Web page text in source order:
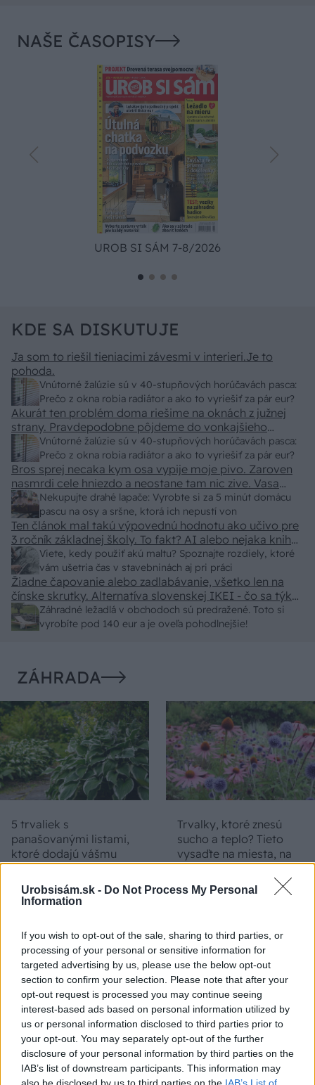
Urobsisám.sk - Do Not Process My Personal
Information
If you wish to opt-out of the sale, sharing to third parties, or
processing of your personal or sensitive information for
targeted advertising by us, please use the below opt-out
section to confirm your selection. Please note that after your
opt-out request is processed you may continue seeing
interest-based ads based on personal information utilized by
us or personal information disclosed to third parties prior to
your opt-out. You may separately opt-out of the further
disclosure of your personal information by third parties on the
IAB’s list of downstream participants. This information may
NAŠE ČASOPISY
UROB SI SÁM 7-8/2026
KDE SA DISKUTUJE
Vnútorné žalúzie sú v 40-stupňových horúčavách pasca:
Prečo z okna robia radiátor a ako to vyriešiť za pár eur?
Ja som to riešil tieniacimi závesmi v interieri.Je to
pohoda.
Vnútorné žalúzie sú v 40-stupňových horúčavách pasca:
Prečo z okna robia radiátor a ako to vyriešiť za pár eur?
Akurát ten problém doma riešime na oknách z južnej
strany. Pravdepodobne pôjdeme do vonkajšieho
tienenia na spôsob markízy 250x150cm. Čínsky
predajcovia idú okolo 100 eur kus.
Nekupujte drahé lapače: Vyrobte si za 5 minút domácu
pascu na osy a sršne, ktorá ich nepustí von
Bros sprej necaka kym osa vypije moje pivo. Zaroven
nasmrdi cele hniezdo a neostane tam nic zive. Vasa
pasca naucinke moc efektivne. Skor pritiahne slimaky
Viete, kedy použiť akú maltu? Spoznajte rozdiely, ktoré
vám ušetria čas v stavebninách aj pri práci
Ten článok mal takú výpovednú hodnotu ako učivo pre
3 ročník základnej školy. To fakt? AI alebo nejaka kniha
z VŠ? Dnešné rychlotvrdnuce malty - pevnosť 40 Mpa a
doba schnutia tak 15 minut , k tomu vodotesné s
kryštálikou. A rozdiel - schnutie a zretie. Nič?
Záhradné ležadlá v obchodoch sú predražené. Toto si
vyrobíte pod 140 eur a je oveľa pohodlnejšie!
Žiadne čapovanie alebo zadlabávanie, všetko len na
čínske skrutky. Alternatíva slovenskej IKEI - čo sa týka
pevnosti. Autor si nedal veľa námahy s remeselným
spracovaním, škoda. No lepšie než ten odpad z DTD
ZÁHRADA
5 trvaliek s
panašovanými listami,
ktoré dodajú vášmu
záhonu celosezónny
šmrnc
Trvalky, ktoré znesú
sucho a teplo? Tieto
vysaďte na miesta, na
ktoré slnko svieti celý
deň
Nemusí to byť len
levanduľa! 7 fialových
krások, ktoré rozžiaria
vašu záhradu
Môže aspirín zachrániť
ochabnuté izbové
rastliny? Pravda vás
možno prekvapí